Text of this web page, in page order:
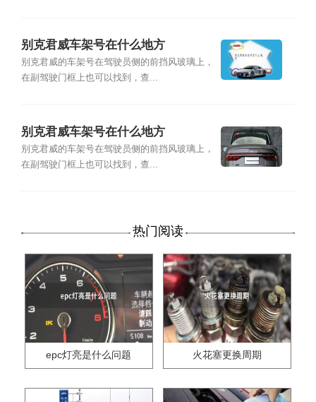
别克君威车架号在什么地方
别克君威的车架号在驾驶员侧的前挡风玻璃上，
在副驾驶门框上也可以找到，查...
别克君威车架号在什么地方
别克君威的车架号在驾驶员侧的前挡风玻璃上，
在副驾驶门框上也可以找到，查...
热门阅读
epc灯亮是什么问题 火花塞更换周期